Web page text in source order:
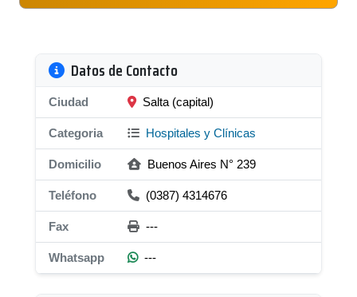
Datos de Contacto
Ciudad Salta (capital)
Categoria Hospitales y Clínicas
Domicilio Buenos Aires N° 239
Teléfono (0387) 4314676
Fax ---
Whatsapp ---